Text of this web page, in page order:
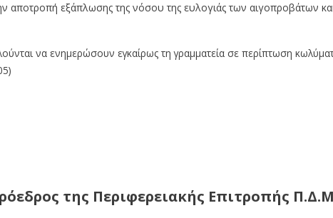
αποτροπή εξάπλωσης της νόσου της ευλογιάς των αιγοπροβάτων
να ενημερώσουν εγκαίρως τη γραμματεία σε περίπτωση
της Περιφερειακής Επιτροπής